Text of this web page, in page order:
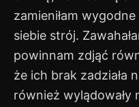
zamieniłam
siebie strój.
powinnam zdjąć
że ich brak zadziała
również wylądowały